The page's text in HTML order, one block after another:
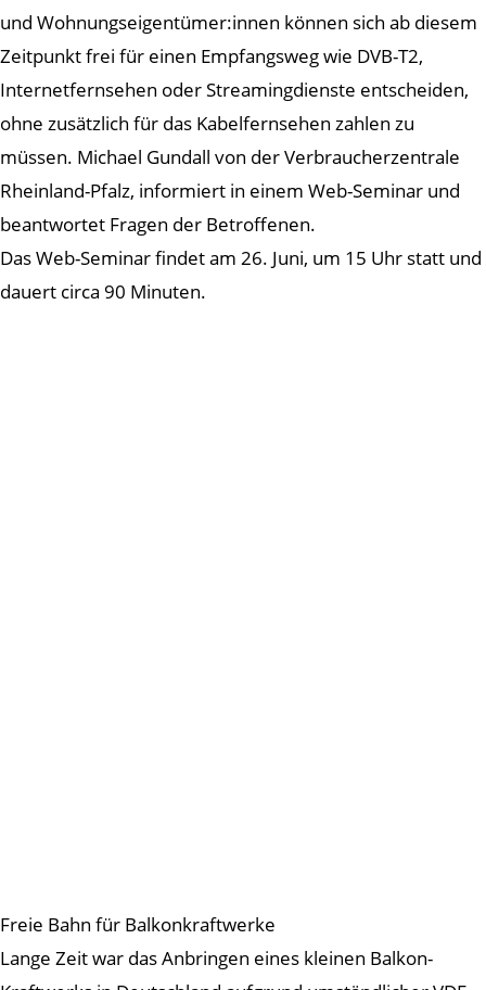
und Wohnungseigentümer:innen können sich ab diesem
Zeitpunkt frei für einen Empfangsweg wie DVB-T2,
Internetfernsehen oder Streamingdienste entscheiden,
ohne zusätzlich für das Kabelfernsehen zahlen zu
müssen. Michael Gundall von der Verbraucherzentrale
Rheinland-Pfalz, informiert in einem Web-Seminar und
beantwortet Fragen der Betroffenen.
Das Web-Seminar findet am 26. Juni, um 15 Uhr statt und
dauert circa 90 Minuten.
Freie Bahn für Balkonkraftwerke
Lange Zeit war das Anbringen eines kleinen Balkon-